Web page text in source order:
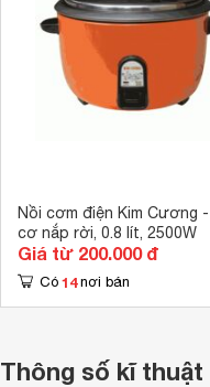
Nồi cơm điện Kim Cương
cơ nắp rời, 0.8 lít, 2500W
Giá từ 200.000 đ
Có 14 nơi bán
Thông số kĩ